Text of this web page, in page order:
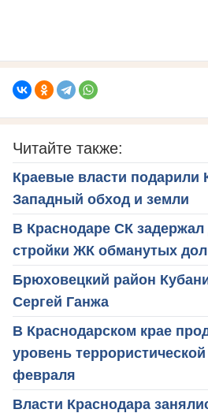
Читайте также:
Краевые власти подарили
Западный обход и земли
В Краснодаре СК задержал
стройки ЖК обманутых
Брюховецкий район
Сергей Ганжа
В Краснодарском крае
уровень
февраля
Власти Краснодара